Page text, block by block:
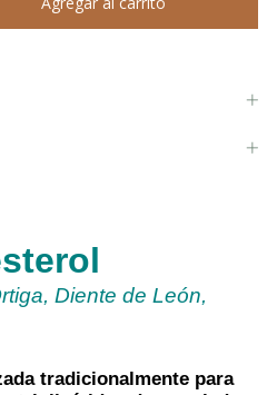
Diente de León,
tradicionalmente para